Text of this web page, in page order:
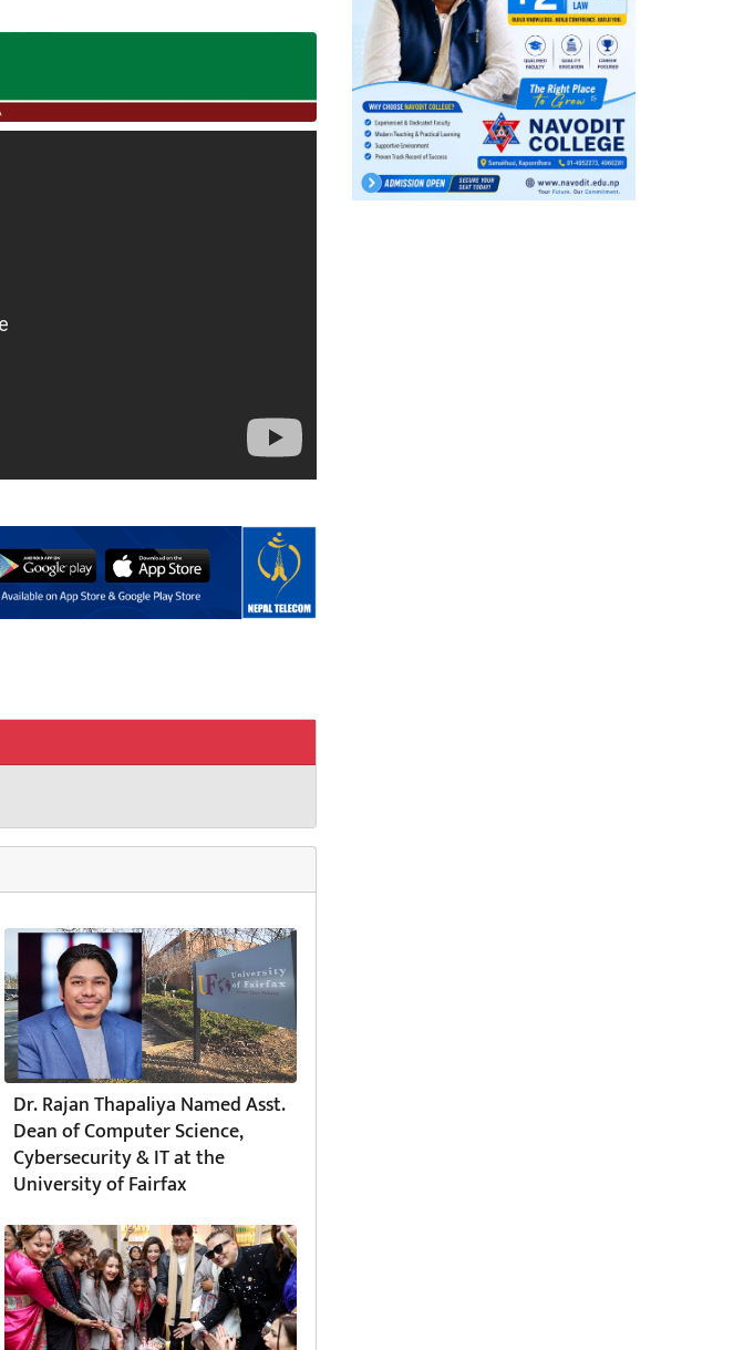
Dr. Rajan Thapaliya Named Asst.
Dean of Computer Science,
Cybersecurity & IT at the
University of Fairfax